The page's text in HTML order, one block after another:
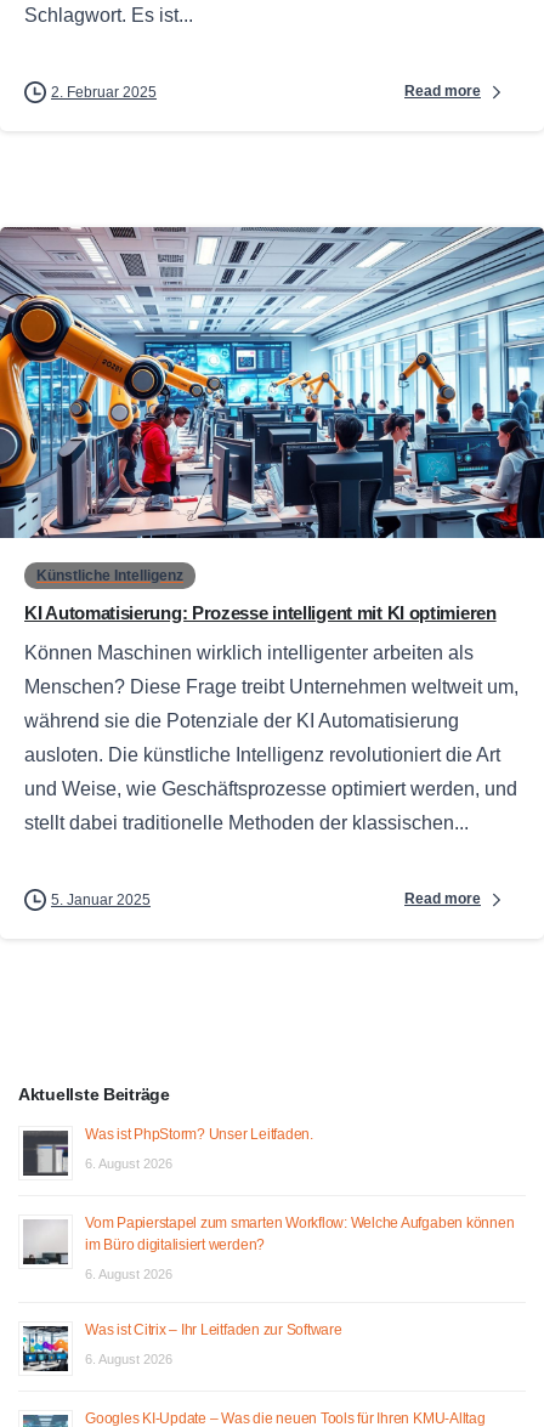
Schlagwort. Es ist...
2. Februar 2025 Read more
0
Künstliche Intelligenz
KI Automatisierung: Prozesse intelligent mit KI optimieren
Können Maschinen wirklich intelligenter arbeiten als
Menschen? Diese Frage treibt Unternehmen weltweit um,
während sie die Potenziale der KI Automatisierung
ausloten. Die künstliche Intelligenz revolutioniert die Art
und Weise, wie Geschäftsprozesse optimiert werden, und
stellt dabei traditionelle Methoden der klassischen...
5. Januar 2025 Read more
Aktuellste Beiträge
Was ist PhpStorm? Unser Leitfaden.
6. August 2026
Vom Papierstapel zum smarten Workflow: Welche Aufgaben können
im Büro digitalisiert werden?
6. August 2026
Was ist Citrix – Ihr Leitfaden zur Software
6. August 2026
Googles KI-Update – Was die neuen Tools für Ihren KMU-Alltag